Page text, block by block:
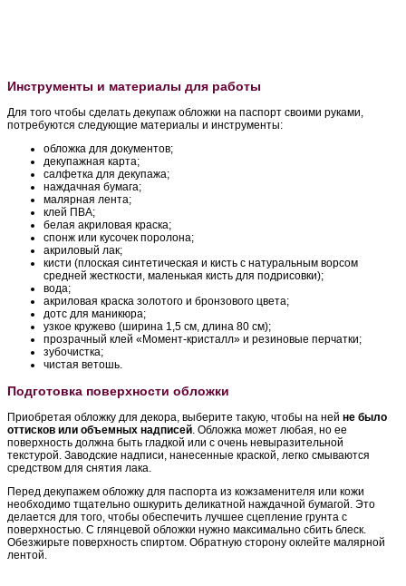
Инструменты и материалы для работы
Для того чтобы сделать декупаж обложки на паспорт своими руками,
потребуются следующие материалы и инструменты:
обложка для документов;
декупажная карта;
салфетка для декупажа;
наждачная бумага;
малярная лента;
клей ПВА;
белая акриловая краска;
спонж или кусочек поролона;
акриловый лак;
кисти (плоская синтетическая и кисть с натуральным ворсом
средней жесткости, маленькая кисть для подрисовки);
вода;
акриловая краска золотого и бронзового цвета;
дотс для маникюра;
узкое кружево (ширина 1,5 см, длина 80 см);
прозрачный клей «Момент-кристалл» и резиновые перчатки;
зубочистка;
чистая ветошь.
Подготовка поверхности обложки
Приобретая обложку для декора, выберите такую, чтобы на ней не было
оттисков или объемных надписей . Обложка может любая, но ее
поверхность должна быть гладкой или с очень невыразительной
текстурой. Заводские надписи, нанесенные краской, легко смываются
средством для снятия лака.
Перед декупажем обложку для паспорта из кожзаменителя или кожи
необходимо тщательно ошкурить деликатной наждачной бумагой. Это
делается для того, чтобы обеспечить лучшее сцепление грунта с
поверхностью. С глянцевой обложки нужно максимально сбить блеск.
Обезжирьте поверхность спиртом. Обратную сторону оклейте малярной
лентой.